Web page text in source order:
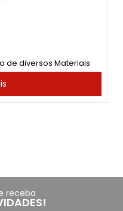
de diversos Materiais
receba